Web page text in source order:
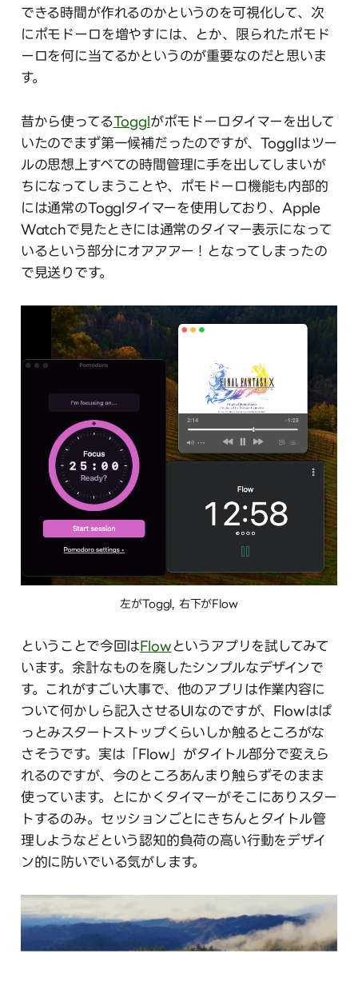
できる時間が作れるのかというのを可視化して、次
にポモドーロを増やすには、とか、限られたポモド
ーロを何に当てるかというのが重要なのだと思いま
す。
昔から使ってるTogglがポモドーロタイマーを出して
いたのでまず第一候補だったのですが、Togglはツー
ルの思想上すべての時間管理に手を出してしまいが
ちになってしまうことや、ポモドーロ機能も内部的
には通常のTogglタイマーを使用しており、Apple
Watchで見たときには通常のタイマー表示になって
いるという部分にオアアアー！となってしまったの
で見送りです。
左がToggl, 右下がFlow
ということで今回はFlow というアプリを試してみて
います。余計なものを廃したシンプルなデザインで
す。これがすごい大事で、他のアプリは作業内容に
ついて何かしら記入させるUIなのですが、Flowはぱ
っとみスタートストップくらいしか触るところがな
さそうです。実は「Flow」がタイトル部分で変えら
れるのですが、今のところあんまり触らずそのまま
使っています。とにかくタイマーがそこにありスター
トするのみ。セッションごとにきちんとタイトル管
理しようなどという認知的負荷の高い行動をデザイ
ン的に防いでいる気がします。